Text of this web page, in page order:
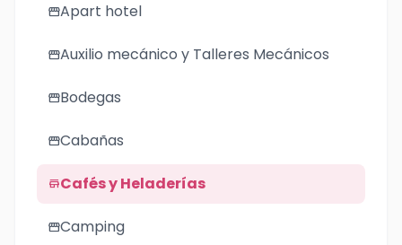
storefrontApart hotel
storefrontAuxilio mecánico y Talleres Mecánicos
storefrontBodegas
storefrontCabañas
storeCafés y Heladerías
storefrontCamping